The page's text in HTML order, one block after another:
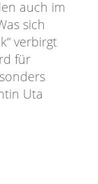
auch im
sich
verbirgt
für
Uta